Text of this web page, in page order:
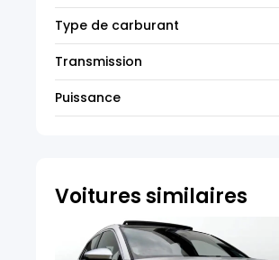
Type de carburant
Transmission
Puissance
Voitures similaires